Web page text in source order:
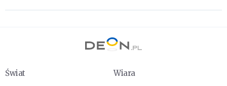
Świat
Wiara